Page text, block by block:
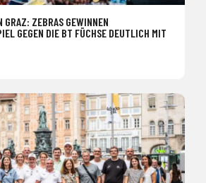
GRAZ: ZEBRAS GEWINNEN
GEGEN DIE BT FÜCHSE DEUTLICH MIT